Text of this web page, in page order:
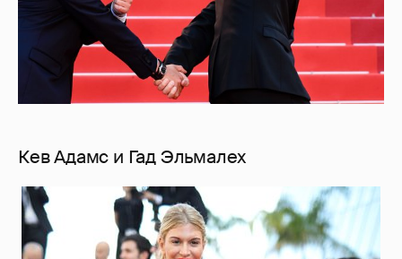
Кев Адамс и Гад Эльмалех